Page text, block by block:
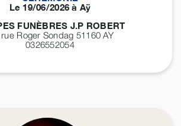
Le 19/06/2026 à Aÿ
FUNÈBRES J.P ROBERT
Roger Sondag 51160AY
0326552054